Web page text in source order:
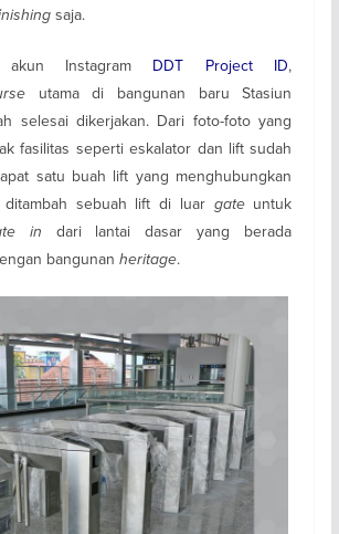
saja.
Instagram DDT Project ID,
utama di bangunan baru Stasiun
selesai dikerjakan. Dari foto-foto yang
fasilitas seperti eskalator dan lift sudah
satu buah lift yang menghubungkan
ditambah sebuah lift di luar gateuntuk
in dari lantai dasar yang berada
bangunan heritage.